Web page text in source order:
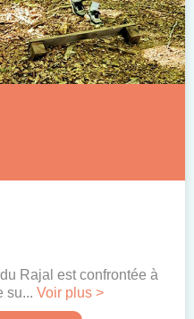
Rajal est confrontée à
su... Voir plus >